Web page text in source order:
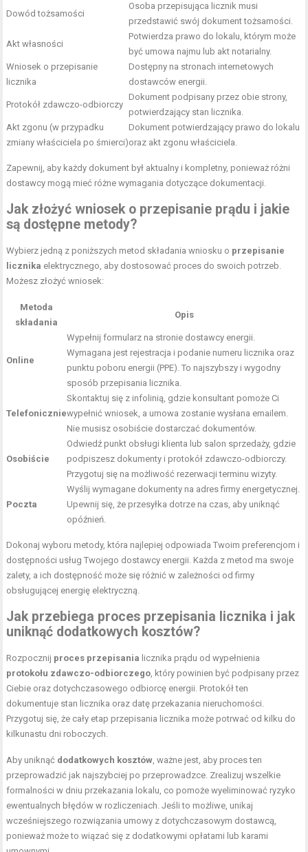
Dowód tożsamości
Osoba przepisująca licznik musi
przedstawić swój dokument tożsamości.
Akt własności
Potwierdza prawo do lokalu, którym może
być umowa najmu lub akt notarialny.
Wniosek o przepisanie
licznika
Dostępny na stronach internetowych
dostawców energii.
Protokół zdawczo-odbiorczy
Dokument podpisany przez obie strony,
potwierdzający stan licznika.
Akt zgonu (w przypadku
zmiany właściciela po śmierci)
Dokument potwierdzający prawo do lokalu
oraz akt zgonu właściciela.
Zapewnij, aby każdy dokument był aktualny i kompletny, ponieważ różni
dostawcy mogą mieć różne wymagania dotyczące dokumentacji.
Jak złożyć wniosek o przepisanie prądu i jakie
są dostępne metody?
Wybierz jedną z poniższych metod składania wniosku o przepisanie
licznika elektrycznego, aby dostosować proces do swoich potrzeb.
Możesz złożyć wniosek:
Metoda
składania
Opis
Online
Wypełnij formularz na stronie dostawcy energii.
Wymagana jest rejestracja i podanie numeru licznika oraz
punktu poboru energii (PPE). To najszybszy i wygodny
sposób przepisania licznika.
Telefonicznie
Skontaktuj się z infolinią, gdzie konsultant pomoże Ci
wypełnić wniosek, a umowa zostanie wysłana emailem.
Nie musisz osobiście dostarczać dokumentów.
Osobiście
Odwiedź punkt obsługi klienta lub salon sprzedaży, gdzie
podpiszesz dokumenty i protokół zdawczo-odbiorczy.
Przygotuj się na możliwość rezerwacji terminu wizyty.
Poczta
Wyślij wymagane dokumenty na adres firmy energetycznej.
Upewnij się, że przesyłka dotrze na czas, aby uniknąć
opóźnień.
Dokonaj wyboru metody, która najlepiej odpowiada Twoim preferencjom i
dostępności usług Twojego dostawcy energii. Każda z metod ma swoje
zalety, a ich dostępność może się różnić w zależności od firmy
obsługującej energię elektryczną.
Jak przebiega proces przepisania licznika i jak
uniknąć dodatkowych kosztów?
Rozpocznij proces przepisania licznika prądu od wypełnienia
protokołu zdawczo-odbiorczego, który powinien być podpisany przez
Ciebie oraz dotychczasowego odbiorcę energii. Protokół ten
dokumentuje stan licznika oraz datę przekazania nieruchomości.
Przygotuj się, że cały etap przepisania licznika może potrwać od kilku do
kilkunastu dni roboczych.
Aby uniknąć dodatkowych kosztów, ważne jest, aby proces ten
przeprowadzić jak najszybciej po przeprowadzce. Zrealizuj wszelkie
formalności w dniu przekazania lokalu, co pomoże wyeliminować ryzyko
ewentualnych błędów w rozliczeniach. Jeśli to możliwe, unikaj
wcześniejszego rozwiązania umowy z dotychczasowym dostawcą,
ponieważ może to wiązać się z dodatkowymi opłatami lub karami